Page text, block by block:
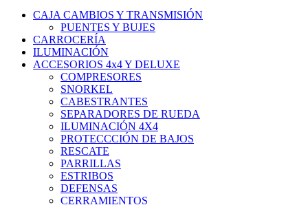
CAJA CAMBIOS Y TRANSMISIÓN
PUENTES Y BUJES
CARROCERÍA
ILUMINACIÓN
ACCESORIOS 4x4 Y DELUXE
COMPRESORES
SNORKEL
CABESTRANTES
SEPARADORES DE RUEDA
ILUMINACIÓN 4X4
PROTECCCIÓN DE BAJOS
RESCATE
PARRILLAS
ESTRIBOS
DEFENSAS
CERRAMIENTOS